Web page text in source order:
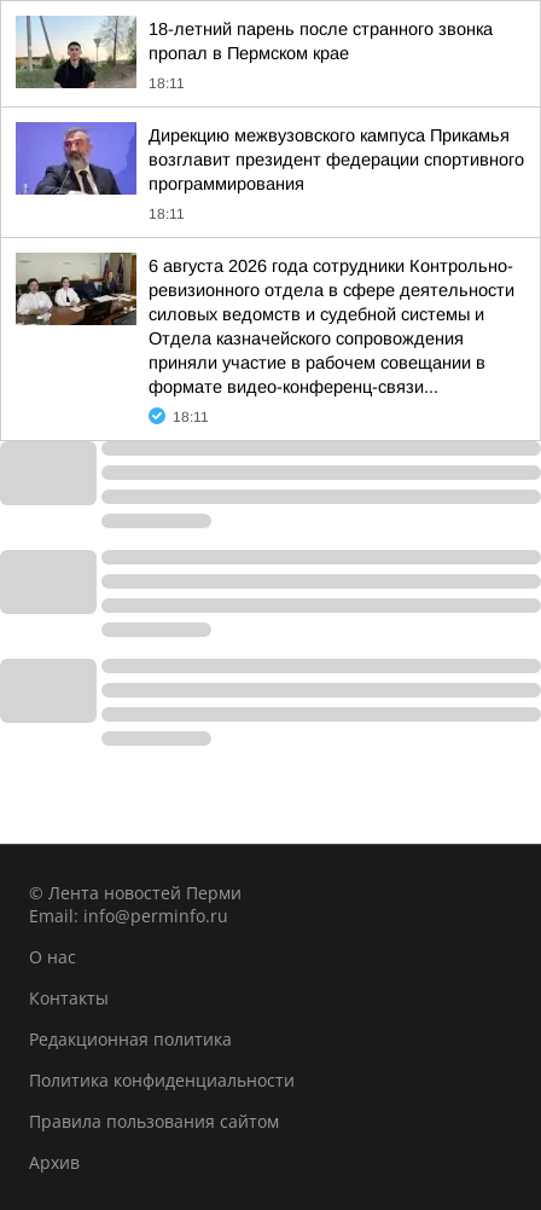
18-летний парень после странного звонка
пропал в Пермском крае
18:11
Дирекцию межвузовского кампуса Прикамья
возглавит президент федерации спортивного
программирования
18:11
6 августа 2026 года сотрудники Контрольно-
ревизионного отдела в сфере деятельности
силовых ведомств и судебной системы и
Отдела казначейского сопровождения
приняли участие в рабочем совещании в
формате видео-конференц-связи...
18:11
© Лента новостей Перми
Email: info@perminfo.ru
О нас
Контакты
Редакционная политика
Политика конфиденциальности
Правила пользования сайтом
Архив